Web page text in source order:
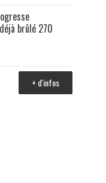
brûlé 270
+ d'infos